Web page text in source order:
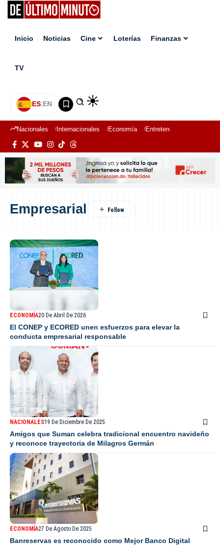
Inicio Noticias Cine Loterías Finanzas
TV
ES|EN
Nacionales Internacionales Economía Entretenimiento
Empresarial
ECONOMÍA20 De Abril De 2026
El CONEP y ECORED unen esfuerzos para elevar la
conducta empresarial responsable
NACIONALES19 De Diciembre De 2025
Amigos que Suman celebra tradicional encuentro navideño
y reconoce trayectoria de Milagros Germán
ECONOMÍA27 De Agosto De 2025
Banreservas es reconocido como Mejor Banco Digital